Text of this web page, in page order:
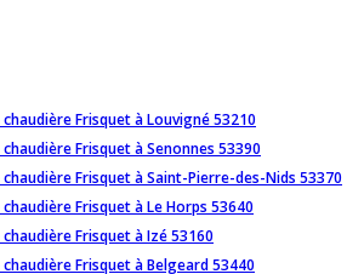
Frisquet à Louvigné 53210
Frisquet à Senonnes 53390
Frisquet à Saint-Pierre-des-Nids 53370
Frisquet à Le Horps 53640
Frisquet à Izé 53160
Frisquet à Belgeard 53440